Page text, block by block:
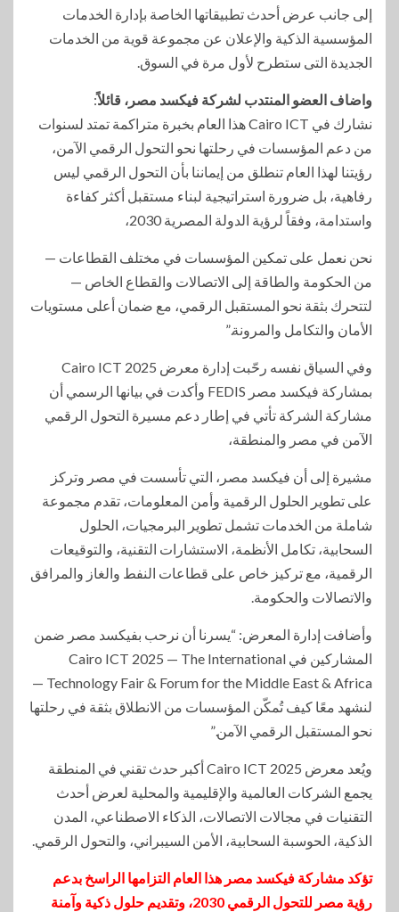
إلى جانب عرض أحدث تطبيقاتها الخاصة بإدارة الخدمات
المؤسسية الذكية والإعلان عن مجموعة قوية من الخدمات
الجديدة التى ستطرح لأول مرة في السوق.
واضاف العضو المنتدب لشركة فيكسد مصر، قائلاً:
نشارك في Cairo ICT هذا العام بخبرة متراكمة تمتد لسنوات
من دعم المؤسسات في رحلتها نحو التحول الرقمي الآمن،
رؤيتنا لهذا العام تنطلق من إيماننا بأن التحول الرقمي ليس
رفاهية، بل ضرورة استراتيجية لبناء مستقبل أكثر كفاءة
واستدامة، وفقاً لرؤية الدولة المصرية 2030،
نحن نعمل على تمكين المؤسسات في مختلف القطاعات —
من الحكومة والطاقة إلى الاتصالات والقطاع الخاص —
لتتحرك بثقة نحو المستقبل الرقمي، مع ضمان أعلى مستويات
الأمان والتكامل والمرونة.”
وفي السياق نفسه رحّبت إدارة معرض Cairo ICT 2025
بمشاركة فيكسد مصر FEDIS وأكدت في بيانها الرسمي أن
مشاركة الشركة تأتي في إطار دعم مسيرة التحول الرقمي
الآمن في مصر والمنطقة،
مشيرة إلى أن فيكسد مصر، التي تأسست في مصر وتركز
على تطوير الحلول الرقمية وأمن المعلومات، تقدم مجموعة
شاملة من الخدمات تشمل تطوير البرمجيات، الحلول
السحابية، تكامل الأنظمة، الاستشارات التقنية، والتوقيعات
الرقمية، مع تركيز خاص على قطاعات النفط والغاز والمرافق
والاتصالات والحكومة.
وأضافت إدارة المعرض: “يسرنا أن نرحب بفيكسد مصر ضمن
المشاركين في Cairo ICT 2025 — The International
Technology Fair & Forum for the Middle East & Africa —
لنشهد معًا كيف تُمكّن المؤسسات من الانطلاق بثقة في رحلتها
نحو المستقبل الرقمي الآمن.”
ويُعد معرض Cairo ICT 2025 أكبر حدث تقني في المنطقة
يجمع الشركات العالمية والإقليمية والمحلية لعرض أحدث
التقنيات في مجالات الاتصالات، الذكاء الاصطناعي، المدن
الذكية، الحوسبة السحابية، الأمن السيبراني، والتحول الرقمي.
تؤكد مشاركة فيكسد مصر هذا العام التزامها الراسخ بدعم
رؤية مصر للتحول الرقمي 2030، وتقديم حلول ذكية وآمنة